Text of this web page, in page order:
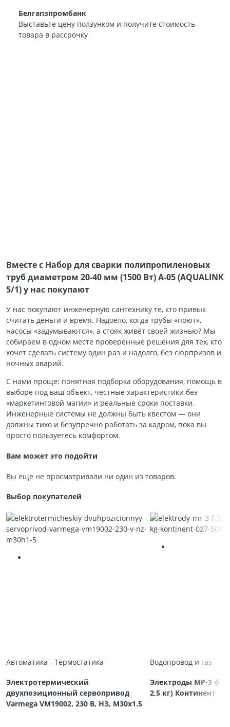
Белгапзпромбанк
Выставьте цену ползунком и получите стоимость
товара в рассрочку
Вместе с Набор для сварки полипропиленовых
труб диаметром 20-40 мм (1500 Вт) A-05 (AQUALINK
5/1) у нас покупают
У нас покупают инженерную сантехнику те, кто привык
считать деньги и время. Надоело, когда трубы «поют»,
насосы «задумываются», а стояк живёт своей жизнью? Мы
собираем в одном месте проверенные решения для тех, кто
хочет сделать систему один раз и надолго, без сюрпризов и
ночных аварий.
С нами проще: понятная подборка оборудования, помощь в
выборе под ваш объект, честные характеристики без
«маркетинговой магии» и реальные сроки поставки.
Инженерные системы не должны быть квестом — они
должны тихо и безупречно работать за кадром, пока вы
просто пользуетесь комфортом.
Вам может это подойти
Вы еще не просматривали ни один из товаров.
Выбор покупателей
Автоматика - Термостатика
Электротермический
двухпозиционный сервопривод
Varmega VM19002, 230 В, НЗ, M30х1.5
Водопровод и газ
Электроды МР-3 ф
2,5 кг) Континент